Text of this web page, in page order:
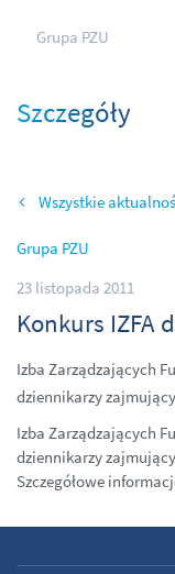
Grupa PZU
Szczegóły
Wszystkie
Grupa PZU
23 listopada 2011
Konkurs IZFA
Izba Zarządzających
dziennikarzy
Izba Zarządzających
dziennikarzy
Szczegółowe